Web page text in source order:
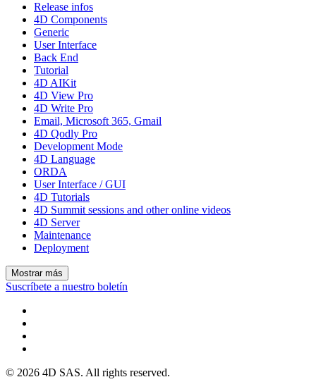
Release infos
4D Components
Generic
User Interface
Back End
Tutorial
4D AIKit
4D View Pro
4D Write Pro
Email, Microsoft 365, Gmail
4D Qodly Pro
Development Mode
4D Language
ORDA
User Interface / GUI
4D Tutorials
4D Summit sessions and other online videos
4D Server
Maintenance
Deployment
Mostrar más
Suscríbete a nuestro boletín
© 2026 4D SAS. All rights reserved.